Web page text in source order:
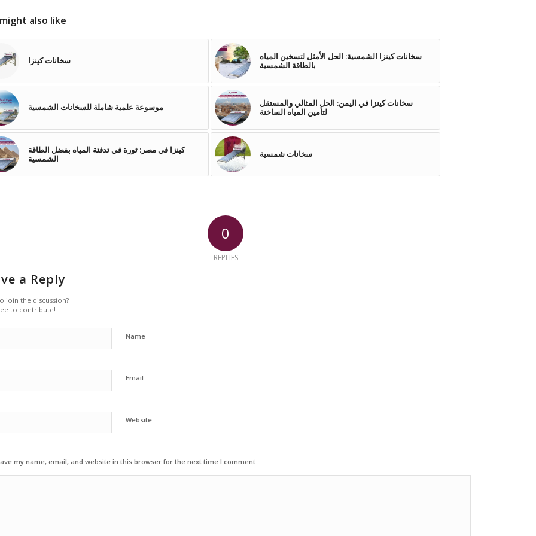
also like
سخانات كينزا
سخانات كينزا الشمسية: الحل الأمثل لتسخين المياه
بالطاقة الشمسية
موسوعة علمية شاملة للسخانات الشمسية
سخانات كينزا في اليمن: الحل المثالي والمستقل
لتأمين المياه الساخنة
كينزا في مصر: ثورة في تدفئة المياه بفضل الطاقة
الشمسية
سخانات شمسية
0
REPLIES
a Reply
join the discussion?
to contribute!
Name
Email
Website
my name, email, and website in this browser for the next time I comment.